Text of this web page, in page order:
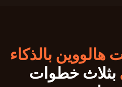
هالووين بالذكاء
بثلاث خطوات